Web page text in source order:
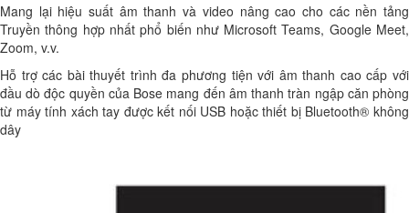
Mang lại hiệu suất âm thanh và video nâng cao cho các nền tảng
Truyền thông hợp nhất phổ biến như Microsoft Teams, Google Meet,
Zoom, v.v.
Hỗ trợ các bài thuyết trình đa phương tiện với âm thanh cao cấp với
đầu dò độc quyền của Bose mang đến âm thanh tràn ngập căn phòng
từ máy tính xách tay được kết nối USB hoặc thiết bị Bluetooth® không
dây